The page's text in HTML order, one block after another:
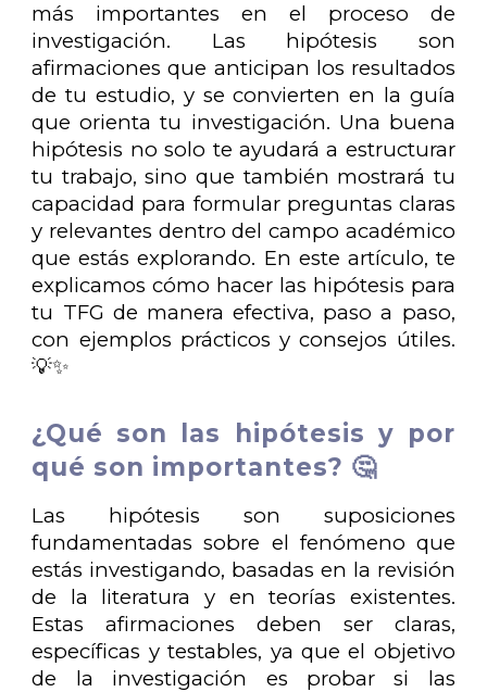
más importantes en el proceso de
investigación. Las hipótesis son
afirmaciones que anticipan los resultados
de tu estudio, y se convierten en la guía
que orienta tu investigación. Una buena
hipótesis no solo te ayudará a estructurar
tu trabajo, sino que también mostrará tu
capacidad para formular preguntas claras
y relevantes dentro del campo académico
que estás explorando. En este artículo, te
explicamos cómo hacer las hipótesis para
tu TFG de manera efectiva, paso a paso,
con ejemplos prácticos y consejos útiles.
💡✨
¿Qué son las hipótesis y por
qué son importantes? 🤔
Las hipótesis son suposiciones
fundamentadas sobre el fenómeno que
estás investigando, basadas en la revisión
de la literatura y en teorías existentes.
Estas afirmaciones deben ser claras,
específicas y testables, ya que el objetivo
de la investigación es probar si las